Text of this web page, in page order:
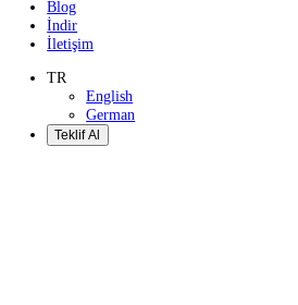
Neler Yaptık
Referanslar
Blog
İndir
İletişim